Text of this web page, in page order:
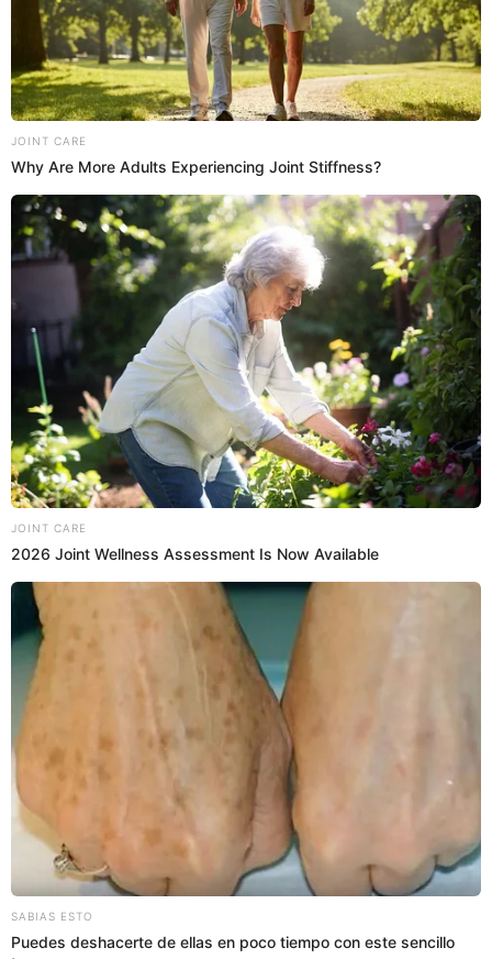
15 Oct 2023 | 17:00 h
Waldir Sáenz borra casete y se olvida que salió
con vedettes tras declaraciones de Tula
Rodríguez: “No sé de qué me hablan”
El reconocido exfutbolista Waldir Sáenz negó los vínculos que llegó
a tener con diferentes exvedettes en el pasado.
Waldir Sáenz
12 Oct 2023 | 9:56 h
Waldir Sáenz delata a Christian Domínguez tras
ser tildado de 'mujeriego': "Tienes a un maestro"
Waldir Sáenz fue cuestionado por Brunella Horna sobre cómo
lograba conquistar a muchas mujeres bellas, pero el exfutbolista no
quiso hundirse solo y metió a Christian Domínguez. "¿Me estas
preguntando a mi cuando en tu programa tiene a un maestro?",